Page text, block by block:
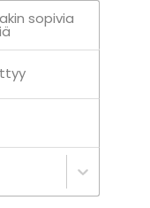
sopivia